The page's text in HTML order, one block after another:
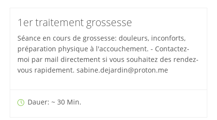
1er traitement grossesse
Séance en cours de grossesse: douleurs, inconforts,
préparation physique à l'accouchement. - Contactez-
moi par mail directement si vous souhaitez des rendez-
vous rapidement. sabine.dejardin@proton.me
Dauer: ~ 30 Min.